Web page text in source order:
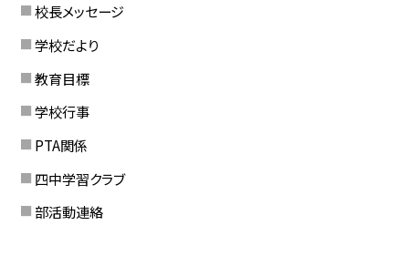
校長メッセージ
学校だより
教育目標
学校行事
PTA関係
四中学習クラブ
部活動連絡